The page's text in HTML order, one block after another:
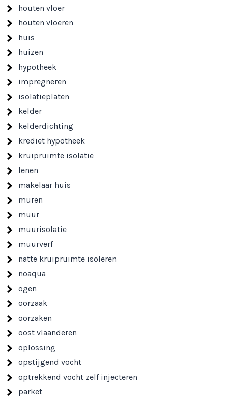
houten vloer
houten vloeren
huis
huizen
hypotheek
impregneren
isolatieplaten
kelder
kelderdichting
krediet hypotheek
kruipruimte isolatie
lenen
makelaar huis
muren
muur
muurisolatie
muurverf
natte kruipruimte isoleren
noaqua
ogen
oorzaak
oorzaken
oost vlaanderen
oplossing
opstijgend vocht
optrekkend vocht zelf injecteren
parket